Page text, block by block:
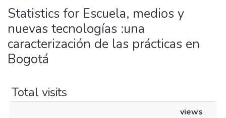
All of DSpace
Statistics for Escuela, medios y
nuevas tecnologías :una
caracterización de las prácticas en
Bogotá
Total visits
views